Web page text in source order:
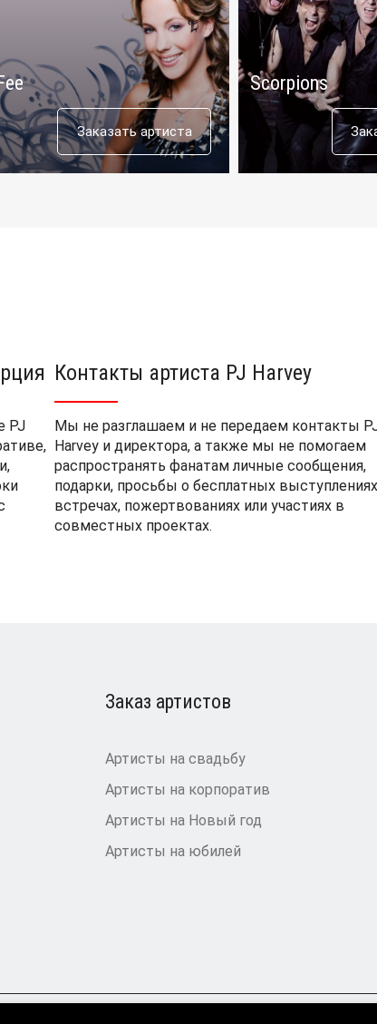
Заказать артиста
Scorpions
PJ
Контакты артиста PJ Harvey
Мы не разглашаем и не передаем контакты
Harvey и директора, а также мы не помогаем
распространять фанатам личные сообщения,
подарки, просьбы о бесплатных
встречах, пожертвованиях или участиях в
совместных проектах.
Заказ артистов
Артисты на свадьбу
Артисты на корпоратив
Артисты на Новый год
Артисты на юбилей